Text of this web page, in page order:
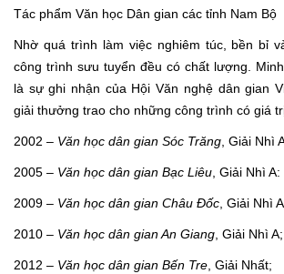
Tác phẩm Văn học Dân gian các tỉnh Nam Bộ
Nhờ quá trình làm việc nghiêm túc, bền bỉ
công trình sưu tuyển đều có chất lượng.
là sự ghi nhận của Hội Văn nghệ dân gian
giải thưởng trao cho những công trình có giá
2002 – Văn học dân gian Sóc Trăng, Giải Nhì
2005 – Văn học dân gian Bạc Liêu, Giải Nhì A:
2009 – Văn học dân gian Châu Đốc, Giải Nhì
2010 – Văn học dân gian An Giang, Giải Nhì A;
2012 – Văn học dân gian Bến Tre, Giải Nhất;